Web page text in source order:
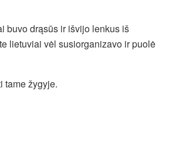
buvo drąsūs ir išvijo lenkus iš
lietuviai vėl susiorganizavo ir puolė
tame žygyje.